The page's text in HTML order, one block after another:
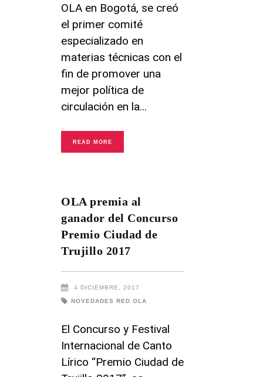
OLA en Bogotá, se creó
el primer comité
especializado en
materias técnicas con el
fin de promover una
mejor política de
circulación en la
READ MORE
OLA premia al
ganador del Concurso
Premio Ciudad de
Trujillo 2017
4 DICIEMBRE, 2017
NOVEDADES RED OLA
El Concurso y Festival
Internacional de Canto
Lírico “Premio Ciudad de